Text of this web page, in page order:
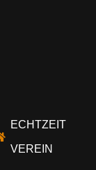
ECHTZEIT
VEREIN